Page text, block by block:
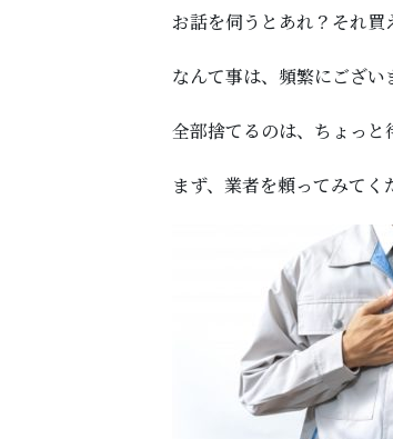
お話を伺うとあれ？それ買
なんて事は、頻繁にござい
全部捨てるのは、ちょっと
まず、業者を頼ってみて